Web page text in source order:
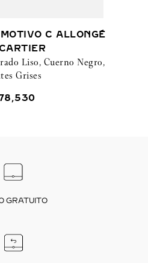
C ALLONGÉ
Liso, Cuerno Negro,
Grises
,530
GRATUITO